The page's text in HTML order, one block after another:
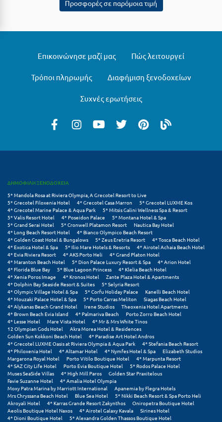
Λούτσα
Μεθώνη
Μεσολόγγι
Μεσσηνία
Μετέωρα
Μέτσοβο
Μήλος
Μονεμβασιά
Μουζάκι
Μπαλί Κρήτης
Μπάνσκο
Μπούκα Μεσσηνίας
Μύκονος
Μυστράς
Προσφορές σε παρόμοια τιμή
Επικοινώνησε μαζί μας Πώς λειτουργεί
Τρόποι πληρωμής Διαφήμιση ξενοδοχείων
Συχνές ερωτήσεις
ΔΗΜΟΦΙΛΗ ΞΕΝΟΔΟΧΕΙΑ
5* Mandola Rosa at Riviera Olympia, A Grecotel Resort to Live
5* Grecotel Filoxenia Hotel
4* Grecotel Casa Marron
5* Grecotel LUXME Kos
4* Grecotel Marine Palace & Aqua Park
5* Mitsis Galini Wellness Spa & Resort
5* Valis Resort Hotel
4* Poseidon Palace
5* Montana Hotel & Spa
5* Grand Serai Hotel
5* Cronwell Platamon Resort
Nautica Bay Hotel
4* Long Beach Resort Hotel
4* Bianco Olympico Beach Resort
4* Golden Coast Hotel & Bungalows
5* Zeus Eretria Resort
4* Tosca Beach Hotel
4* Exotica Hotel & Spa
5* Ilio Mare Hotels & Resorts
4* Airotel Achaia Beach Hotel
4* Evia Riviera Resort
4* AKS Porto Heli
4* Grand Platon Hotel
4* Maranton Beach Hotel
5* Dion Palace Luxury Resort & Spa
4* Arion Hotel
4* Florida Blue Bay
5* Blue Lagoon Princess
4* Klelia Beach Hotel
4* Xenia Poros Image
4* Kronos Hotel
Zante Plaza Hotel & Apartments
4* Dolphin Bay Seaside Resort & Suites
5* Selyria Resort
4* Olympic Village Hotel & Spa
5* Corfu Holiday Palace
Kanelli Beach Hotel
4* Mouzaki Palace Hotel & Spa
5* Porto Carras Meliton
Siagas Beach Hotel
4* Alykanas Beach Grand Hotel
Irene Studios
Theoxenia Hotel Apartments
4* Brown Beach Evia Island
4* Palmariva Beach
Porto Zorro Beach Hotel
4* Lesse Hotel
Mare Vista Hotel
4* Mr & Mrs White Tinos
12 Olympian Gods Hotel
Akra Morea Hotel & Residences
Golden Sun Kokkoni Beach Hotel
4* Paradise Art Hotel Andros
4* Grecotel LUXME Oasis at Riviera Olympia & Aqua Park
4* Stefania Beach Resort
4* Philoxenia Hotel
4* Altamar Hotel 4* Nymfes Hotel & Spa
Elizabeth Studios
Margarona Royal Hotel
Porto Vitilo Boutique Hotel
4* Marpunta Resort
4* SAZ City Life Hotel
Porto Evia Boutique Hotel
5* Rodos Palace Hotel
Muses SeaSide Villas
4* High Mill Paros
Golden Star Praxitelous
Favie Suzanne Hotel
4* Amalia Hotel Olympia
Moxy Patra Marina by Marriott International
Apanemia by Flegra Hotels
Mrs Chryssana Beach Hotel
Blue Sea Hotel
5* Nikki Beach Resort & Spa Porto Heli
Akroyali Hotel
4* Karras Grande Resort Zakynthos
Oniropetra Boutique Hotel
Aeolis Boutique Hotel Naxos
4* Airotel Galaxy Kavala
Sirines Hotel
4* Dioni Boutique Hotel
5* Alexandra Golden Thassos Boutique Hotel